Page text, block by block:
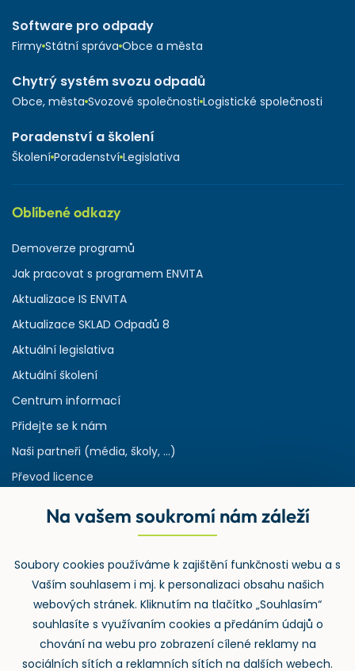
Software pro odpady
Firmy Státní správa Obce a města
Chytrý systém svozu odpadů
Obce, města Svozové společnosti Logistické společnosti
Poradenství a školení
Školení Poradenství Legislativa
Oblíbené odkazy
Demoverze programů
Jak pracovat s programem ENVITA
Aktualizace IS ENVITA
Aktualizace SKLAD Odpadů 8
Aktuální legislativa
Aktuální školení
Centrum informací
Přidejte se k nám
Naši partneři (média, školy, ...)
Převod licence
Rejstřík používaných zkratek v odpadech
Zpětný odběr
Na vašem soukromí nám záleží
Soubory cookies používáme k zajištění funkčnosti webu a s
Vaším souhlasem i mj. k personalizaci obsahu našich
webových stránek. Kliknutím na tlačítko „Souhlasím“
souhlasíte s využívaním cookies a předáním údajů o
chování na webu pro zobrazení cílené reklamy na
sociálních sítích a reklamních sítích na dalších webech.